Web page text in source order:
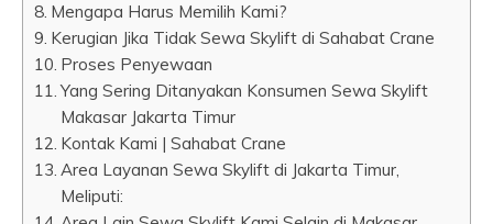
Mengapa Harus Memilih Kami?
Kerugian Jika Tidak Sewa Skylift di Sahabat Crane
Proses Penyewaan
Yang Sering Ditanyakan Konsumen Sewa Skylift
Makasar Jakarta Timur
Kontak Kami | Sahabat Crane
Area Layanan Sewa Skylift di Jakarta Timur,
Meliputi: